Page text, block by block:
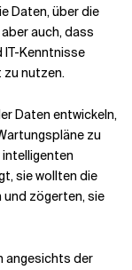
Daten, über die
auch, dass
IT-Kenntnisse
zu nutzen.
Daten entwickeln,
zu
sie wollten die
zögerten, sie
angesichts der